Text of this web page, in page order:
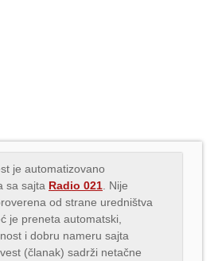
je automatizovano
sa sajta Radio 021 . Nije
od strane uredništva
je preneta automatski,
i dobru nameru sajta
vest (članak) sadrži netačne